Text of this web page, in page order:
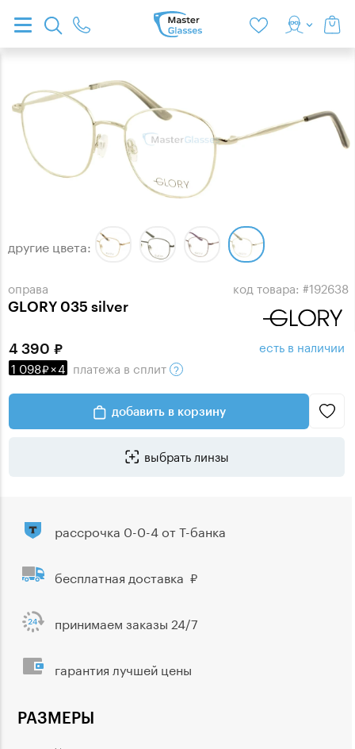
оправа
GLORY 035 silver
код товара: #192638
другие цвета:
4 390
1 098 ×4 платежа в сплит
есть в наличии
добавить в корзину
выбрать линзы
РАЗМЕРЫ
рассрочка 0-0-4 от Т-банка
бесплатная доставка
принимаем заказы 24/7
гарантия лучшей цены